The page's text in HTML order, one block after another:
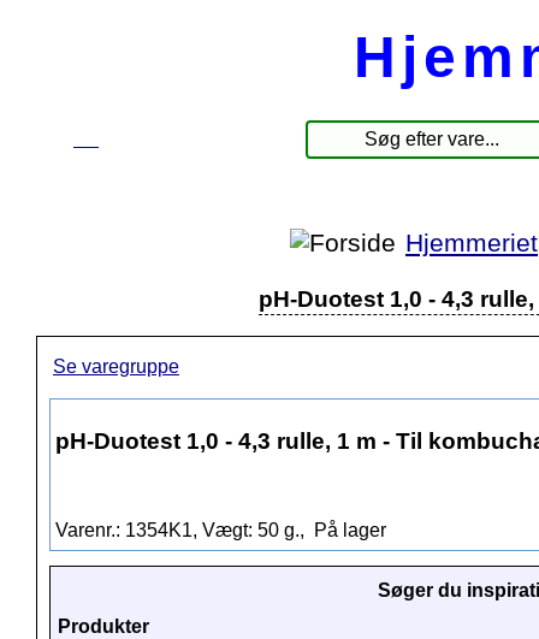
Hjemmeriet
pH-Duotest 1,0 - 4,3
Se varegruppe
pH-Duotest 1,0 - 4,3 rulle, 1 m - Til
Varenr.: 1354K1, Vægt: 50 g., På lager
Søger du
Produkter